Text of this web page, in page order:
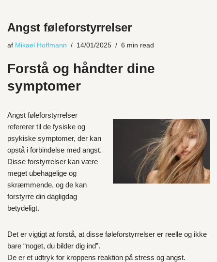
Angst føleforstyrrelser
af Mikael Hoffmann 14/01/2025 6 min read
Forstå og håndter dine
symptomer
Angst føleforstyrrelser
refererer til de fysiske og
psykiske symptomer, der kan
opstå i forbindelse med angst.
Disse forstyrrelser kan være
meget ubehagelige og
skræmmende, og de kan
forstyrre din dagligdag
betydeligt.
Det er vigtigt at forstå, at disse føleforstyrrelser er reelle og ikke
bare “noget, du bilder dig ind”.
De er et udtryk for kroppens reaktion på stress og angst.